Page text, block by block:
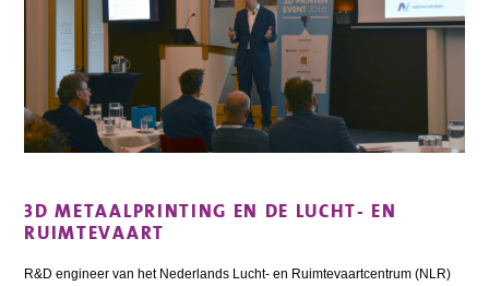
3D METAALPRINTING EN DE LUCHT- EN
RUIMTEVAART
R&D engineer van het Nederlands Lucht- en Ruimtevaartcentrum (NLR)